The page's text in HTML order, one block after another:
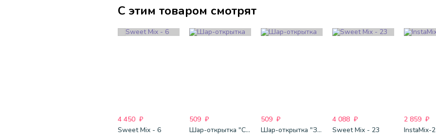
С этим товаром смотрят
4 450 ₽
Sweet Mix - 6
509 ₽
Шар-открытка "Сердце" (45 см) - 2
509 ₽
Шар-открытка "Звезда" (45 см) - 1
4 088 ₽
Sweet Mix - 23
2 859 ₽
InstaMix-